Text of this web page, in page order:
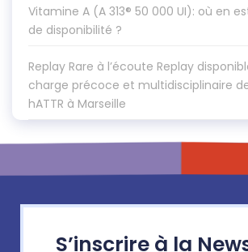
Vitamine A (A 313® 50 000 UI): où en
de disponibilité ?
Replay Rare à l’écoute Replay
charge précoce et multidisciplinaire
hATTR à Marseille
S’inscrire à la